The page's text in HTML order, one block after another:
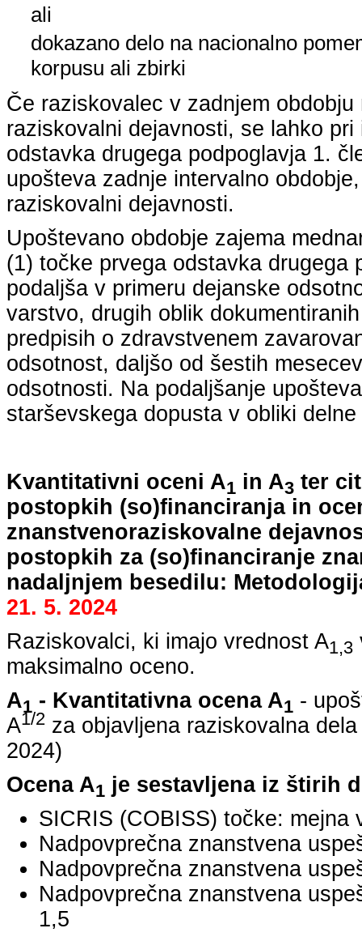
ali
dokazano delo na nacionalno
korpusu ali zbirki
Če raziskovalec v zadnjem
raziskovalni dejavnosti, se lahko
odstavka drugega podpoglavja 1.
upošteva zadnje intervalno
raziskovalni dejavnosti.
Upoštevano obdobje zajema
(1) točke prvega odstavka drugega
podaljša v primeru dejanske
varstvo, drugih oblik
predpisih o zdravstvenem
odsotnost, daljšo od šestih
odsotnosti. Na podaljšanje
starševskega dopusta v obliki
Kvantitativni oceni A1 in A3 ter
postopkih (so)financiranja in
znanstvenoraziskovalne
postopkih za (so)financiranje
nadaljnjem besedilu:
21. 5. 2024
Raziskovalci, ki imajo vrednost A1,3
maksimalno oceno.
A1 - Kvantitativna ocena A1 -
A1/2 za objavljena raziskovalna
2024)
Ocena A1 je sestavljena iz štirih
SICRIS (COBISS) točke: mejna
Nadpovprečna znanstvena
Nadpovprečna znanstvena
Nadpovprečna znanstvena
1,5